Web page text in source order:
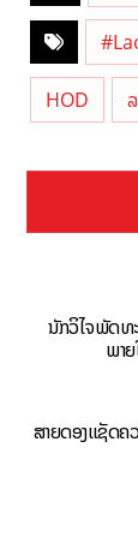
HOD
ນັກວິໄຈພັດທ
ພາ
ສາຍດອງແຊັດຄ